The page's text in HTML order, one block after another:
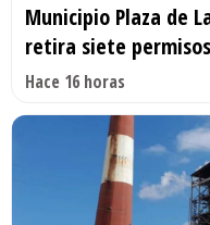
Municipio Plaza de
retira siete
Hace 16 horas